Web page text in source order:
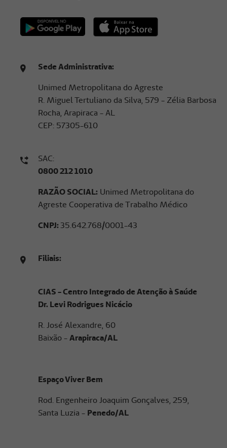
Sede Administrativa:
Unimed Metropolitana do Agreste
R. Miguel Tertuliano da Silva, 579 - Zélia Barbosa
Rocha, Arapiraca - AL
CEP: 57305-610
SAC:
0800 212 1010
RAZÃO SOCIAL: Unimed Metropolitana do
Agreste Cooperativa de Trabalho Médico
CNPJ: 35.642.768/0001-43
Filiais:
CIAS - Centro Integrado de Atenção à Saúde
Dr. Levi Rodrigues Nicácio
R. José Alexandre, 60
Baixão -Arapiraca/AL
Espaço Viver Bem
Rod. Engenheiro Joaquim Gonçalves, 259,
Santa Luzia - Penedo/AL